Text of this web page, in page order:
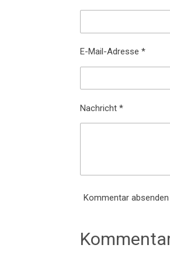
E-Mail-Adresse *
Nachricht *
Kommentar absenden